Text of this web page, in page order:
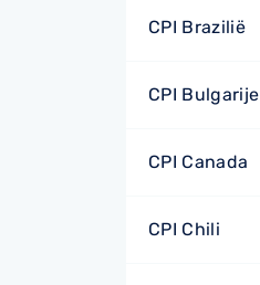
CPI Brazilië
CPI Bulgarije
CPI Canada
CPI Chili